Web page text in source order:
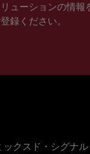
ューションの情報
録ください。
ックスド・シグナル